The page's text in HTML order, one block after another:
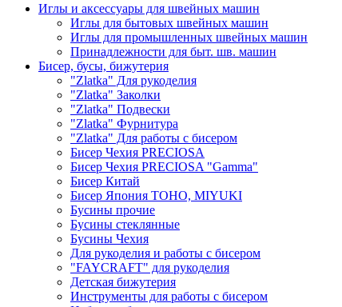
Иглы и аксессуары для швейных машин
Иглы для бытовых швейных машин
Иглы для промышленных швейных машин
Принадлежности для быт. шв. машин
Бисер, бусы, бижутерия
"Zlatka" Для рукоделия
"Zlatka" Заколки
"Zlatka" Подвески
"Zlatka" Фурнитура
"Zlatka" Для работы с бисером
Бисер Чехия PRECIOSA
Бисер Чехия PRECIOSA "Gamma"
Бисер Китай
Бисер Япония TOHO, MIYUKI
Бусины прочие
Бусины стеклянные
Бусины Чехия
Для рукоделия и работы с бисером
"FAYCRAFT" для рукоделия
Детская бижутерия
Инструменты для работы с бисером